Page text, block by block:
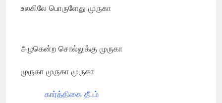
உலகிலே பொருளேது முருகா
அழகென்ற சொல்லுக்கு முருகா
முருகா முருகா முருகா
கார்த்திகை தீபம்